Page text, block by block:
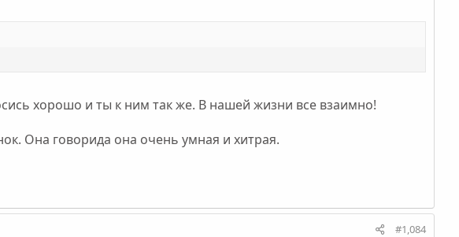
хорошо и ты к ним так же. В нашей жизни все взаимно!
Она говорида она очень умная и хитрая.
#1,084